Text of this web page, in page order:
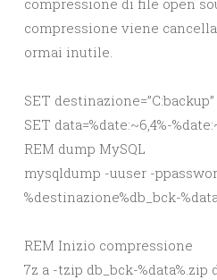
compressione di file open
compressione viene
ormai inutile.
SET destinazione=”C:backup”
SET data=%date:~6,4%-
REM dump MySQL
mysqldump -uuser -
%destinazione%db_bck-
REM Inizio compressione
7z a -tzip db_bck-%data%.zip